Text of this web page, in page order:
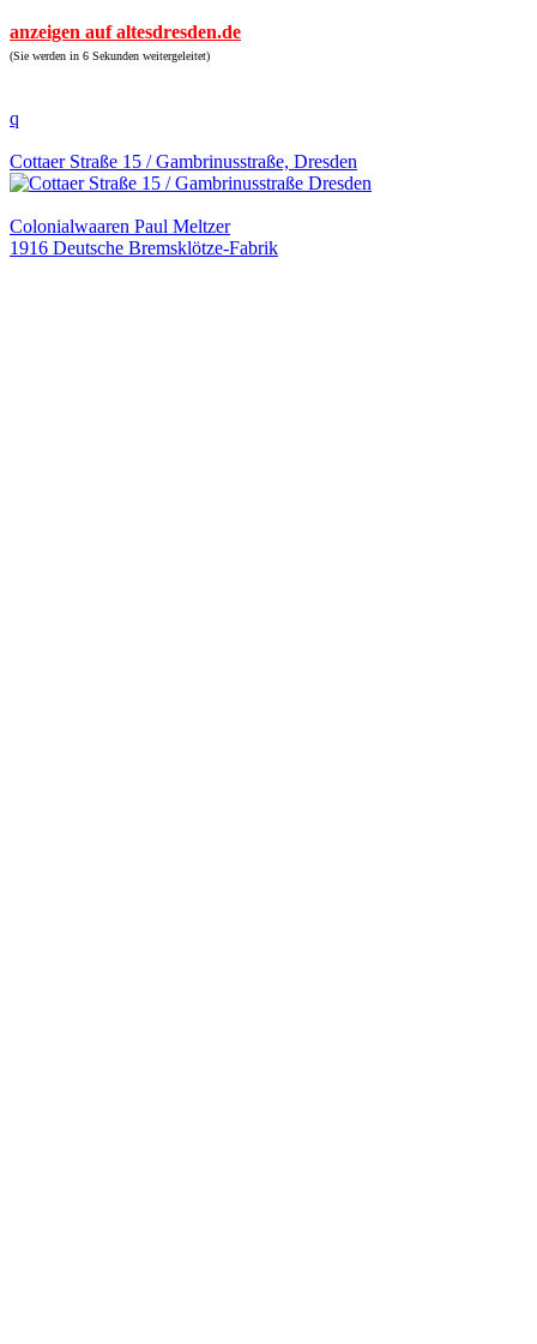
anzeigen auf altesdresden.de
(Sie werden in 6 Sekunden weitergeleitet)
q
Cottaer Straße 15 / Gambrinusstraße, Dresden
Colonialwaaren Paul Meltzer
1916 Deutsche Bremsklötze-Fabrik